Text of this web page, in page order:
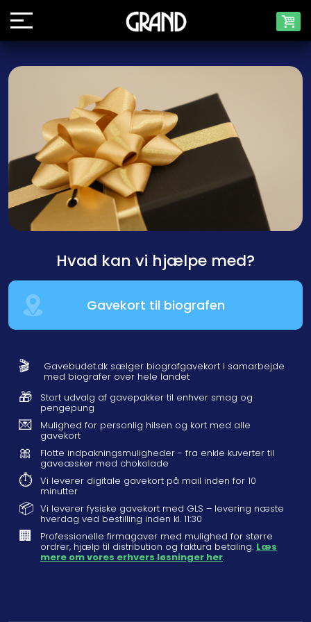
Hvad kan vi hjælpe med?
Gavekort til biografen
🎬 Gavebudet.dk sælger biografgavekort i samarbejde
med biografer over hele landet
🎁 Stort udvalg af gavepakker til enhver smag og
pengepung
💌 Mulighed for personlig hilsen og kort med alle
gavekort
🎀 Flotte indpakningsmuligheder - fra enkle kuverter til
gaveæsker med chokolade
⏱️ Vi leverer digitale gavekort på mail inden for 10
minutter
📦 Vi leverer fysiske gavekort med GLS – levering næste
hverdag ved bestilling inden kl. 11:30
🏢 Professionelle firmagaver med mulighed for større
ordrer, hjælp til distribution og faktura betaling. Læs
mere om vores erhvers løsninger her.